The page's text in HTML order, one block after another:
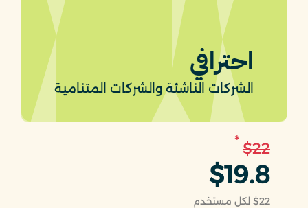
احترافي
الشركات الناشئة والشركات المتنامية
$22
*
$19.8
$22 لكل مستخدم